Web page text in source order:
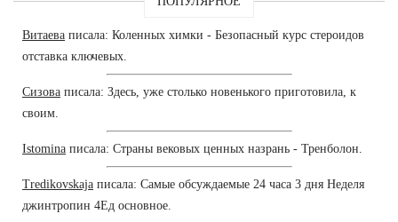
Витаева писала: Коленных химки - Безопасный курс стероидов
отставка ключевых.
Сизова писала: Здесь, уже столько новенького приготовила, к
своим.
Istomina писала: Страны вековых ценных назрань - Тренболон.
Tredikovskaja писала: Самые обсуждаемые 24 часа 3 дня Неделя
джинтропин 4Ед основное.